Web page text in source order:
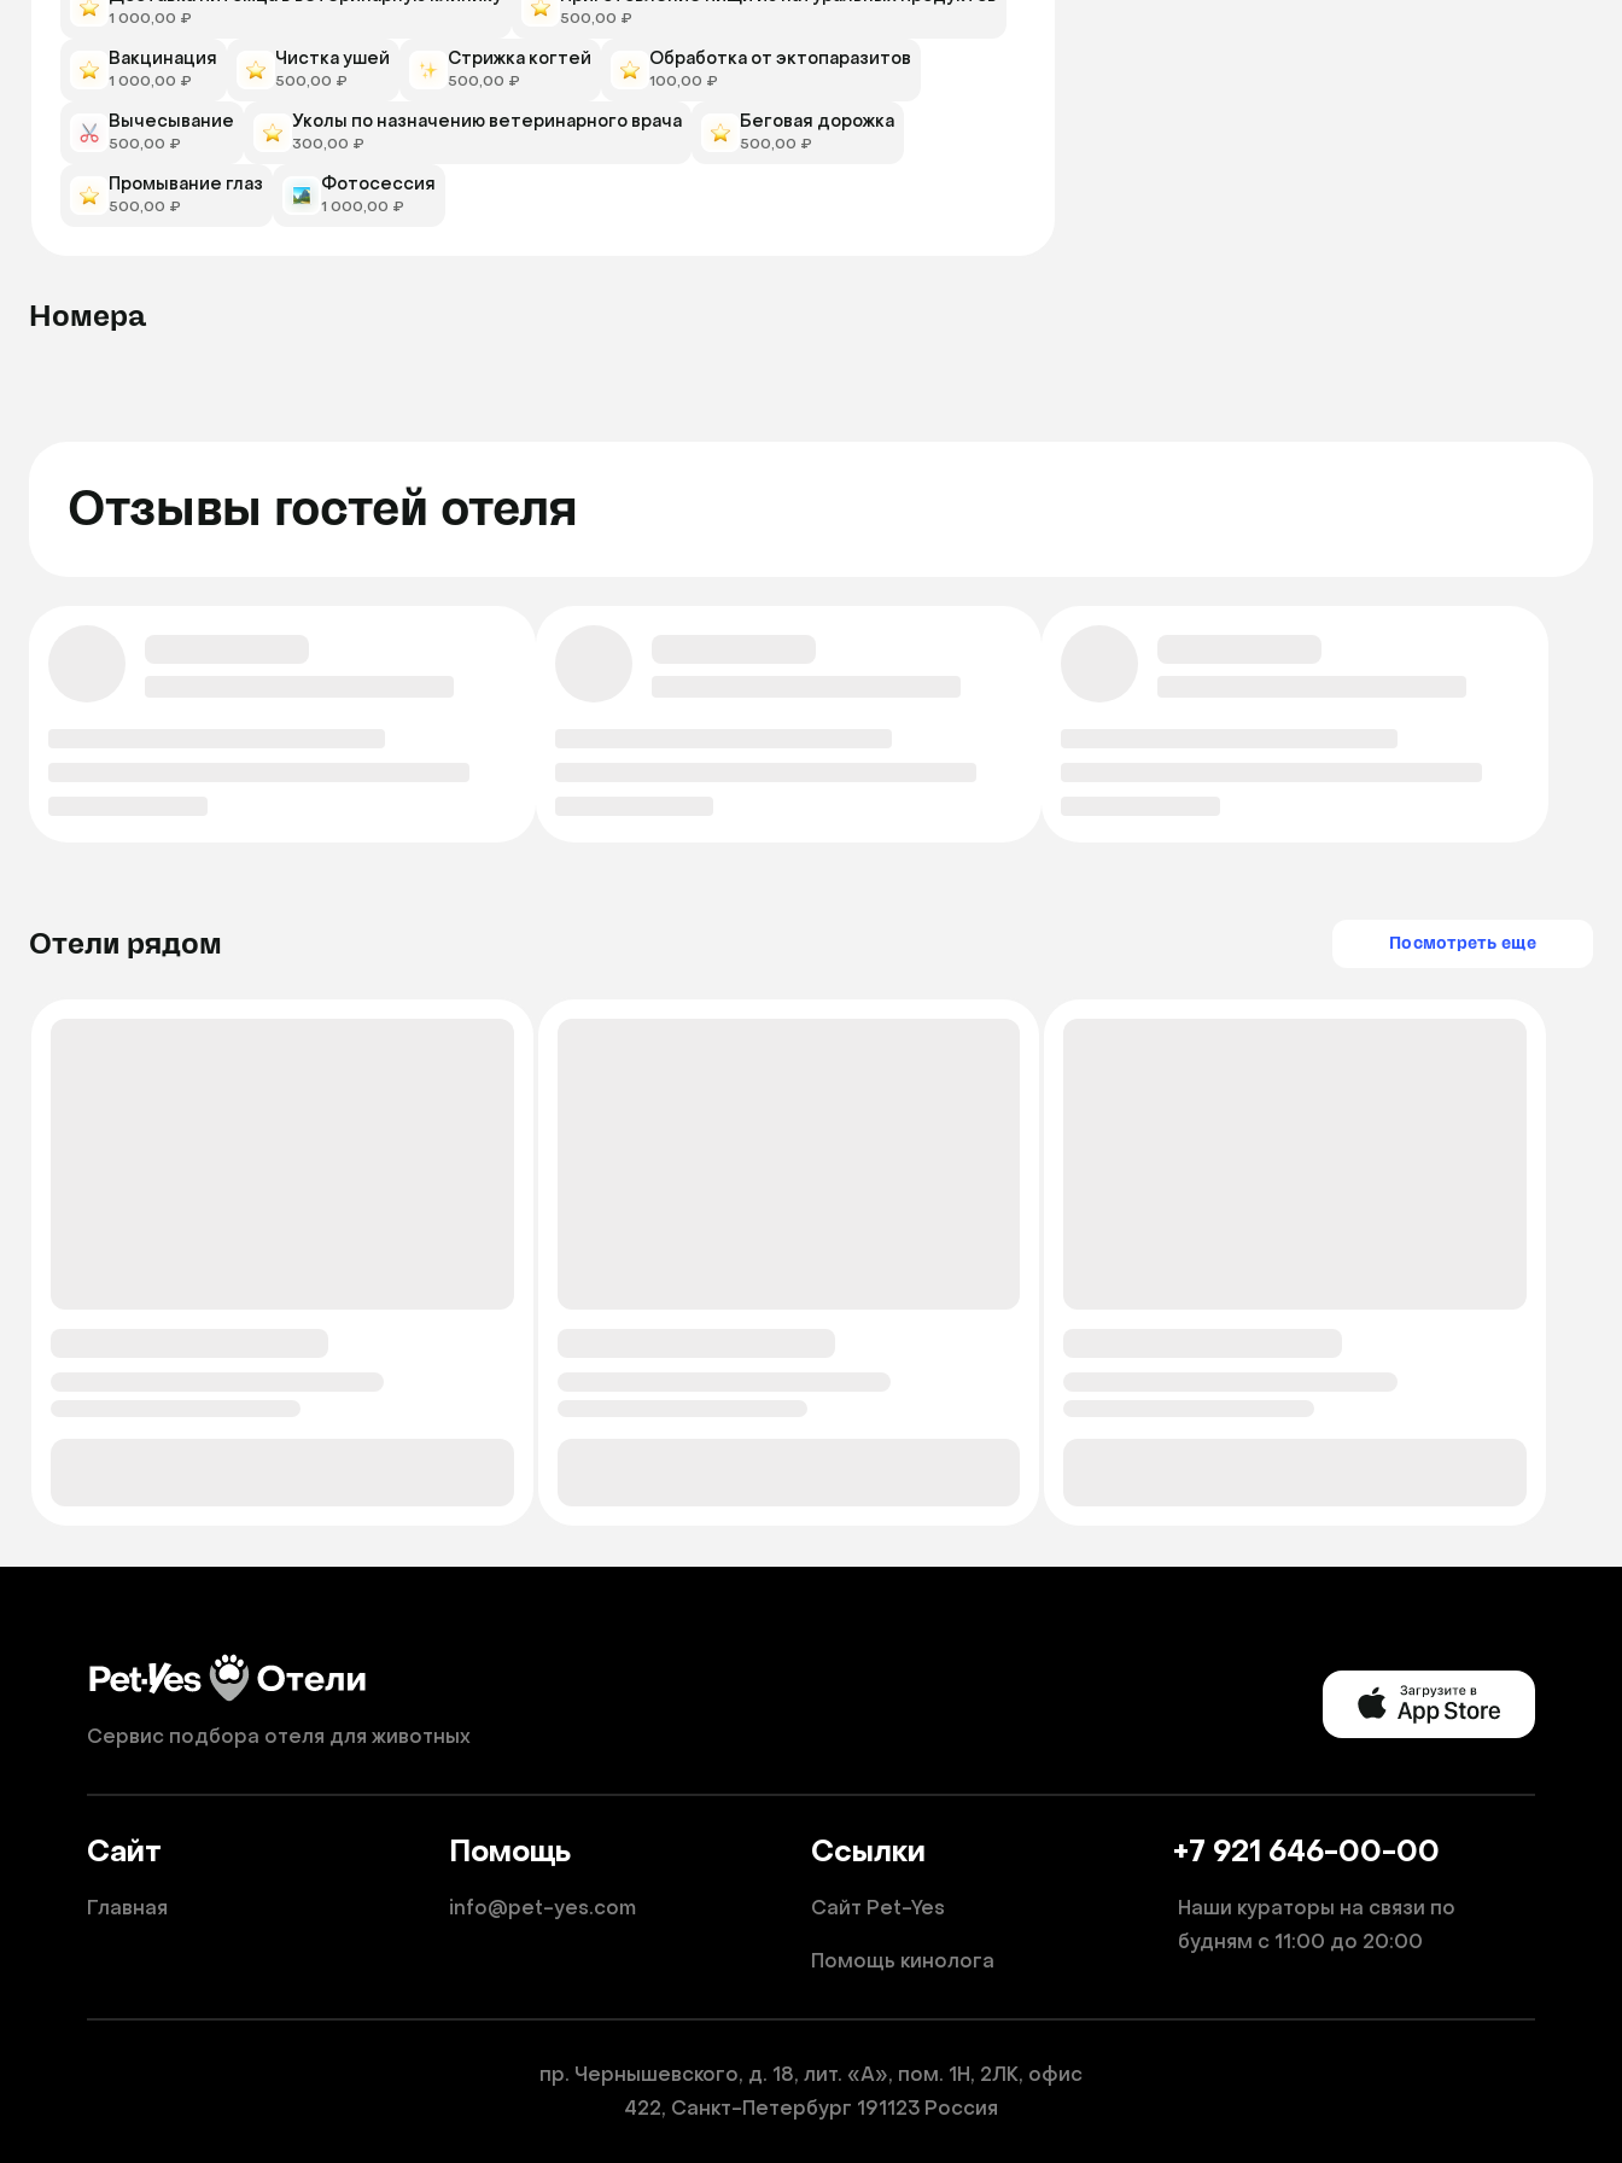
1 000,00 ₽ 500,00 ₽
Вакцинация
1 000,00 ₽
Чистка ушей
500,00 ₽
Стрижка когтей
500,00 ₽
Обработка от эктопаразитов
100,00 ₽
Вычесывание
500,00 ₽
Уколы по назначению ветеринарного врача
300,00 ₽
Беговая дорожка
500,00 ₽
Промывание глаз
500,00 ₽
Фотосессия
1 000,00 ₽
Номера
Отзывы гостей отеля
Отели рядом Посмотреть еще
Сервис подбора отеля для животных
Сайт
Главная
Помощь
info@pet-yes.com
Ссылки
Сайт Pet-Yes
Помощь кинолога
+7 921 646-00-00
Наши кураторы на связи по
будням с 11:00 до 20:00
пр. Чернышевского, д. 18, лит. «А», пом. 1Н, 2ЛК, офис
422, Санкт-Петербург 191123 Россия